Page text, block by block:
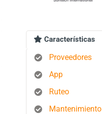
Características
Proveedores
App
Ruteo
Mantenimiento